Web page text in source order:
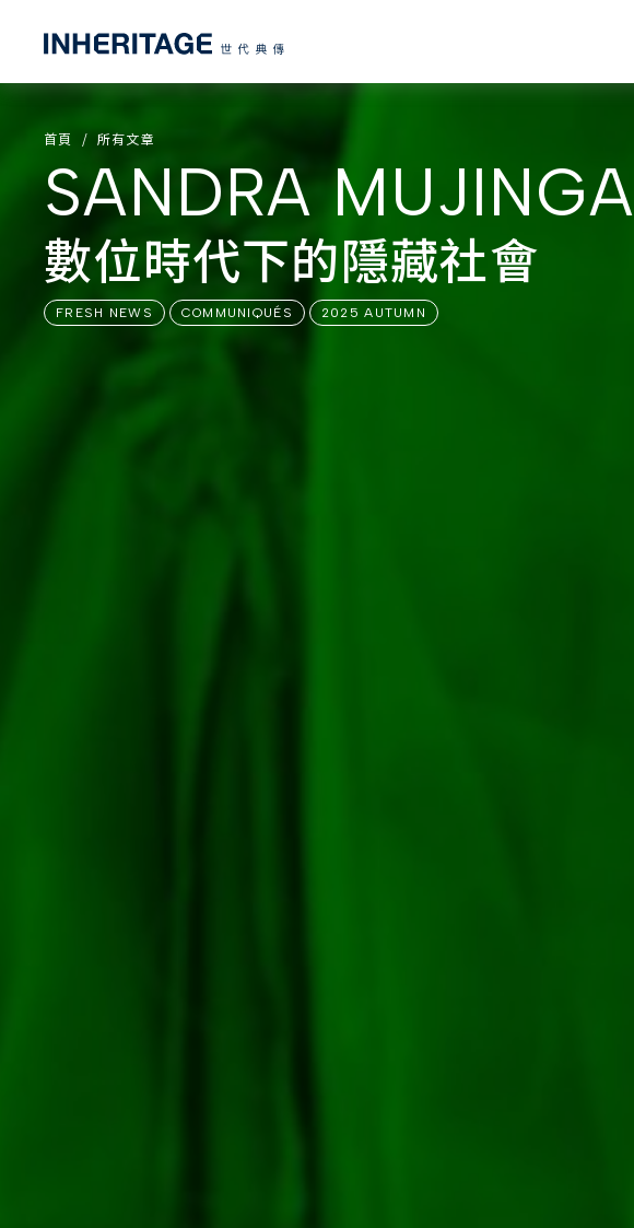
首頁 所有文章
SANDRA MUJINGA
數位時代下的隱藏社會
FRESH NEWS COMMUNIQUÉS 2025 AUTUMN